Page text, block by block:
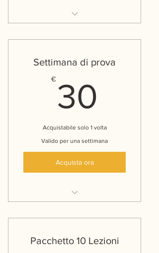
Settimana di prova
€ 30
Acquistabile solo 1 volta
Valido per una settimana
Acquista ora
le classi che vuoi
Pacchetto 10 Lezioni